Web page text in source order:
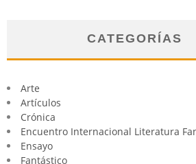
CATEGORÍAS
Arte
Artículos
Crónica
Encuentro Internacional Literatura
Ensayo
Fantástico